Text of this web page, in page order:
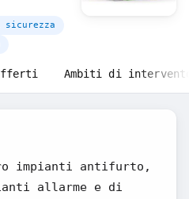
Ambiti di
impianti antifurto,
allarme e di